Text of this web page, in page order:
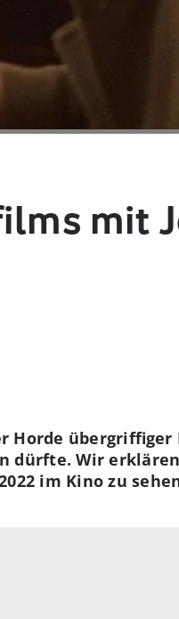
mit
Horde
dürfte. Wir
im Kino zu